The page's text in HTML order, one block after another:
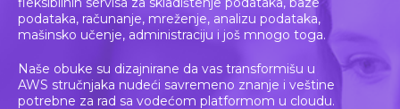
podataka, računanje, mreženje, analizu podataka,
mašinsko učenje, administraciju i još mnogo toga.
Naše obuke su dizajnirane da vas transformišu u
AWS stručnjaka nudeći savremeno znanje i veštine
potrebne za rad sa vodećom platformom u cloudu.